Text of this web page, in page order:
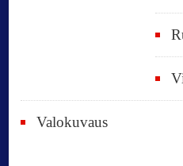
Valokuvaus